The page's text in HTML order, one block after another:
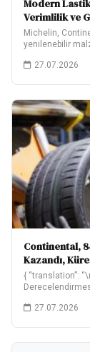
Modern
Verimlilik ve
Michelin,
yenilenebilir
27.07.2026
Continental,
Kazandı,
{ “translation”:
27.07.2026